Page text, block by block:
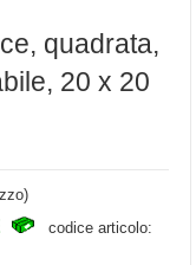
quadrata,
20 x 20
codice articolo: